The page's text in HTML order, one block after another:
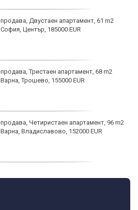
продава, Двустаен апартамент, 61 m2
София, Център, 185000 EUR
продава, Тристаен апартамент, 68 m2
Варна, Трошево, 155000 EUR
продава, Четиристаен апартамент, 96 m2
Варна, Владиславово, 152000 EUR